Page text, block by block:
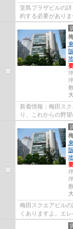
堂島プラザビルの
約する必要があり
☆【機械式駐車場】
新着情報：梅田ス
り、これからの野
す。エレベータは
梅田スクエアビル
くありますよ。エ
ちの混雑も起きに